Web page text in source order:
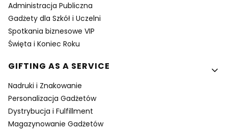
Administracja Publiczna
Gadżety dla Szkół i Uczelni
Spotkania biznesowe VIP
Święta i Koniec Roku
GIFTING AS A SERVICE
Nadruki i Znakowanie
Personalizacja Gadżetów
Dystrybucja i Fulfillment
Magazynowanie Gadżetów